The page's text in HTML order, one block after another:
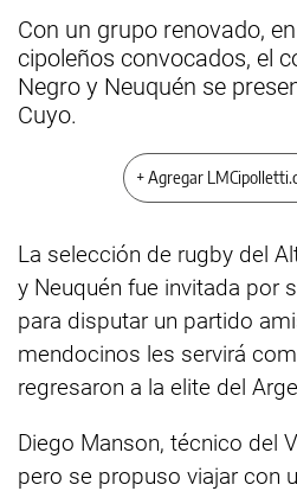
Con un grupo renovado,
cipoleños convocados, el
Negro y Neuquén se
Cuyo.
+ Agregar
La selección de rugby del
y Neuquén fue invitada por
para disputar un partido
mendocinos les servirá
regresaron a la elite del
Diego Manson, técnico del
pero se propuso viajar con